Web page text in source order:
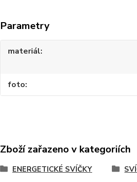
Parametry
materiál
foto
Zboží zařazeno v kategoriích
ENERGETICKÉ SVÍČKY